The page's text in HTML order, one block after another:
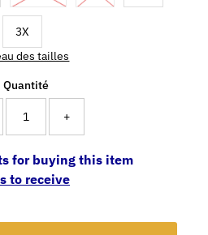
3X
des tailles
Quantité
+
for buying this item
to receive